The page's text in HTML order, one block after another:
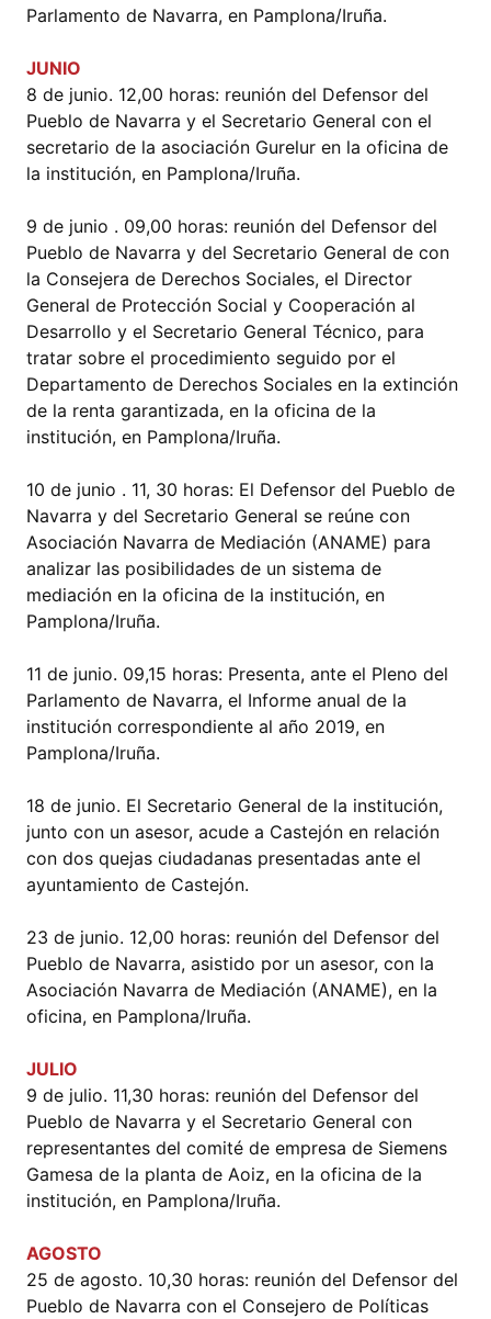
Parlamento de Navarra, en Pamplona/Iruña.
JUNIO
8 de junio. 12,00 horas: reunión del Defensor del
Pueblo de Navarra y el Secretario General con el
secretario de la asociación Gurelur en la oficina de
la institución, en Pamplona/Iruña.
9 de junio . 09,00 horas: reunión del Defensor del
Pueblo de Navarra y del Secretario General de con
la Consejera de Derechos Sociales, el Director
General de Protección Social y Cooperación al
Desarrollo y el Secretario General Técnico, para
tratar sobre el procedimiento seguido por el
Departamento de Derechos Sociales en la extinción
de la renta garantizada, en la oficina de la
institución, en Pamplona/Iruña.
10 de junio . 11, 30 horas: El Defensor del Pueblo de
Navarra y del Secretario General se reúne con
Asociación Navarra de Mediación (ANAME) para
analizar las posibilidades de un sistema de
mediación en la oficina de la institución, en
Pamplona/Iruña.
11 de junio. 09,15 horas: Presenta, ante el Pleno del
Parlamento de Navarra, el Informe anual de la
institución correspondiente al año 2019, en
Pamplona/Iruña.
18 de junio. El Secretario General de la institución,
junto con un asesor, acude a Castejón en relación
con dos quejas ciudadanas presentadas ante el
ayuntamiento de Castejón.
23 de junio. 12,00 horas: reunión del Defensor del
Pueblo de Navarra, asistido por un asesor, con la
Asociación Navarra de Mediación (ANAME), en la
oficina, en Pamplona/Iruña.
JULIO
9 de julio. 11,30 horas: reunión del Defensor del
Pueblo de Navarra y el Secretario General con
representantes del comité de empresa de Siemens
Gamesa de la planta de Aoiz, en la oficina de la
institución, en Pamplona/Iruña.
AGOSTO
25 de agosto. 10,30 horas: reunión del Defensor del
Pueblo de Navarra con el Consejero de Políticas